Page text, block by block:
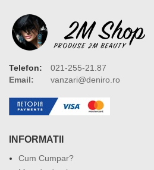
Telefon:
021-255-21.87
Email:
vanzari@deniro.ro
INFORMATII
Cum Cumpar?